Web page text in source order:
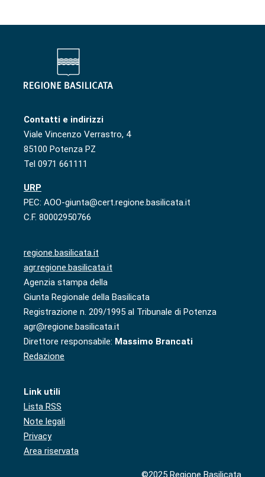
Contatti e indirizzi
Viale Vincenzo Verrastro, 4
85100 Potenza PZ
Tel 0971 661111
URP
PEC: AOO-giunta@cert.regione.basilicata.it
C.F. 80002950766
regione.basilicata.it
agr.regione.basilicata.it
Agenzia stampa della
Giunta Regionale della Basilicata
Registrazione n. 209/1995 al Tribunale di Potenza
agr@regione.basilicata.it
Direttore responsabile: Massimo Brancati
Redazione
Link utili
Lista RSS
Note legali
Privacy
Area riservata
©2025 Regione Basilicata